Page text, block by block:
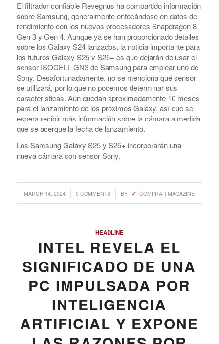
El filtrador confiable Revegnus ha compartido información
sobre Samsung, generalmente enfocándose en datos de
rendimiento con los nuevos procesadores Snapdragon 8
Gen 3 y Gen 4. Aunque ya se han proporcionado detalles
sobre los Galaxy S24 lanzados, la noticia importante para
los futuros Galaxy S25 y S25+ es que dejarán de usar el
sensor ISOCELL GN3 de Samsung para emplear uno de
Sony. Desafortunadamente, no se menciona qué sensor
se utilizará, por lo que no podemos determinar sus
características. Aún quedan aproximadamente 10 meses
para el lanzamiento de los próximos Galaxy, así que se
espera recibir más información sobre la cámara a medida
que se acerque la fecha de lanzamiento.
Los Samsung Galaxy S25 y S25+ incorporarán una
nueva cámara con sensor Sony.
MARCH 14, 2024
/ 0 COMMENTS
/ BY COMPRAR MAGAZINE
HEADLINE
INTEL REVELA EL
SIGNIFICADO DE UNA
PC IMPULSADA POR
INTELIGENCIA
ARTIFICIAL Y EXPONE